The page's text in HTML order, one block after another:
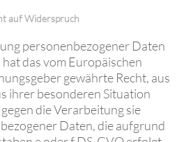
auf Widerspruch
personenbezogener Daten
das vom Europäischen
gewährte Recht, aus
ihrer besonderen Situation
die Verarbeitung sie
Daten, die aufgrund